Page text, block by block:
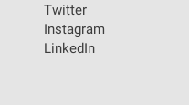
Twitter
Instagram
LinkedIn